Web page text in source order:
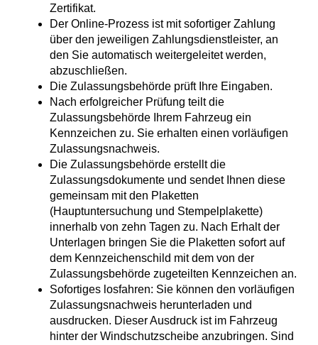
Zertifikat.
Der Online-Prozess ist mit sofortiger Zahlung
über den jeweiligen Zahlungsdienstleister, an
den Sie automatisch weitergeleitet werden,
abzuschließen.
Die Zulassungsbehörde prüft Ihre Eingaben.
Nach erfolgreicher Prüfung teilt die
Zulassungsbehörde Ihrem Fahrzeug ein
Kennzeichen zu. Sie erhalten einen vorläufigen
Zulassungsnachweis.
Die Zulassungsbehörde erstellt die
Zulassungsdokumente und sendet Ihnen diese
gemeinsam mit den Plaketten
(Hauptuntersuchung und Stempelplakette)
innerhalb von zehn Tagen zu. Nach Erhalt der
Unterlagen bringen Sie die Plaketten sofort auf
dem Kennzeichenschild mit dem von der
Zulassungsbehörde zugeteilten Kennzeichen an.
Sofortiges losfahren: Sie können den vorläufigen
Zulassungsnachweis herunterladen und
ausdrucken. Dieser Ausdruck ist im Fahrzeug
hinter der Windschutzscheibe anzubringen. Sind